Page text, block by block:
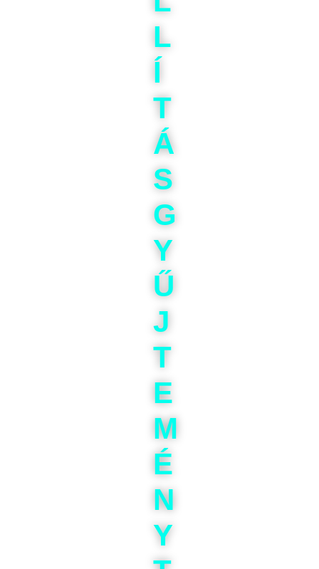
L
Í
T
Á
S
G
Y
Ű
J
T
E
M
É
N
Y